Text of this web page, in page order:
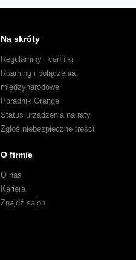
Na skróty
Regulaminy i cenniki
Roaming i połączenia
międzynarodowe
Poradnik Orange
Status urządzenia na raty
Zgłoś niebezpieczne treści
O firmie
O nas
Kariera
Znajdź salon